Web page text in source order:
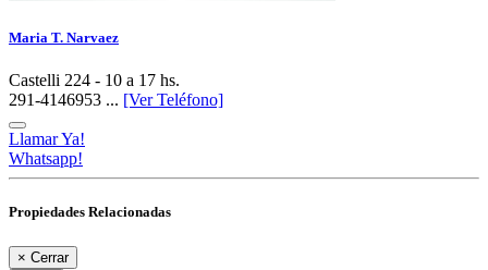
Maria T. Narvaez
Castelli 224 - 10 a 17 hs.
291-4146953 ... [Ver Teléfono]
Llamar Ya!
Whatsapp!
Propiedades Relacionadas
× Cerrar